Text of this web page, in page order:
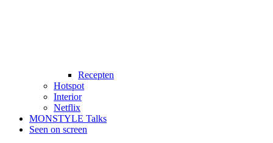
Recepten
Hotspot
Interior
Netflix
MONSTYLE Talks
Seen on screen